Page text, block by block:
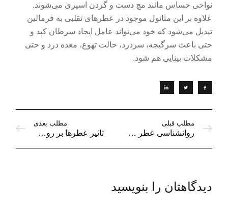
نواحی حساس مانند مچ دست و گردن اسپری می‌شوند.
علاوه بر این متانول موجود در عطرهای تقلبی به فرمالین
تبدیل می‌شود که خود می‌تواند عامل ایجاد سرطان کبد و
حتی باعث سرگیجه، سردرد، حالت تهوع، معده درد و حتی
مشکلات بینایی هم شود.
مطلب قبلی
روانشناسی عطر چیست و چه کمکی به ما می کند؟
مطلب بعدی
تاثیر عطرها بر روحیات افراد در درازمدت | آرورایحه
دیدگاهتان را بنویسید